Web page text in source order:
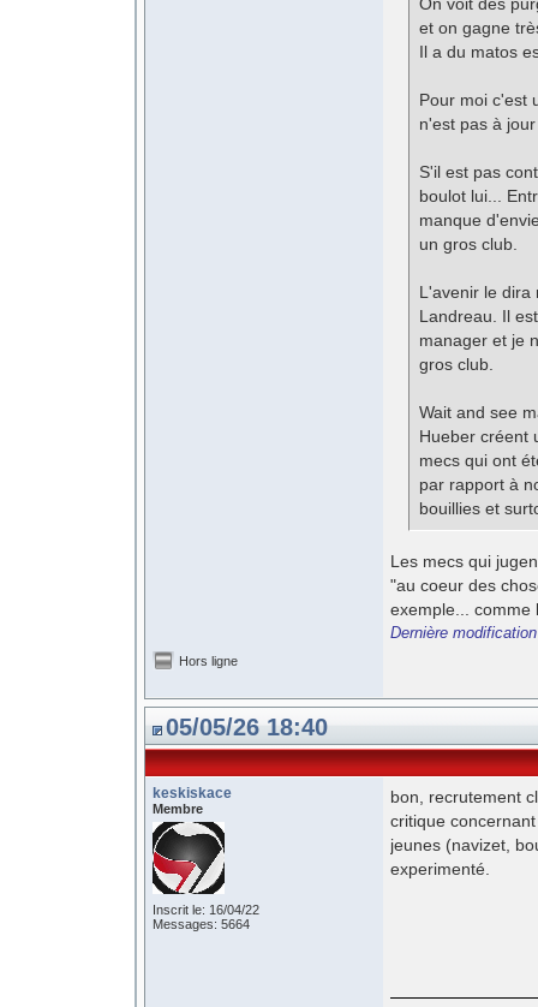
et on gagne
Il a du matos
Pour moi c'est
n'est pas à
S'il est pas
boulot lui...
manque
un gros club.
L'avenir le dira
Landreau. Il
manager et je
gros club.
Wait and see
Hueber créent
mecs qui ont
par rapport à
bouillies et
Les mecs qui
"au coeur des
exemple... comme
Dernière
Hors ligne
05/05/26 18:40
keskiskace
Membre
Inscrit le: 16/04/22
Messages: 5664
bon, recrutement
critique
jeunes (navizet,
experimenté.